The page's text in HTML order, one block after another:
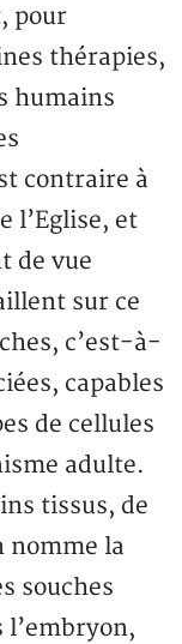
pour
thérapies,
humains
contraire à
l’Eglise, et
de vue
sur ce
c’est-à-
capables
de cellules
adulte.
tissus, de
nomme la
souches
l’embryon,